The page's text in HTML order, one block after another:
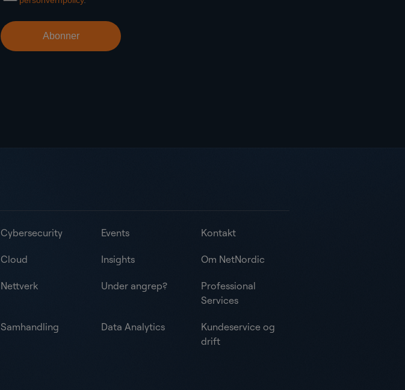
Cybersecurity Events Kontakt
Cloud Insights Om NetNordic
Nettverk Under angrep?
Professional
Services
Samhandling Data Analytics
Kundeservice og
drift